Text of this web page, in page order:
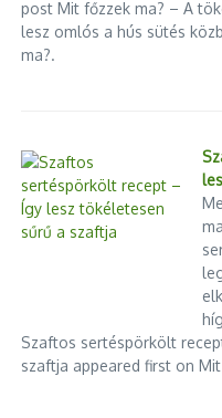
post Mit főzzek ma? – A
lesz omlós a hús sütés
ma?.
Szaftos sertéspörkölt
szaftja appeared first on